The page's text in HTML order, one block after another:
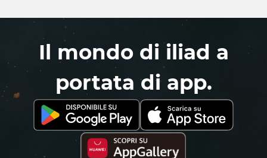
Il mondo di iliad a
portata di app.